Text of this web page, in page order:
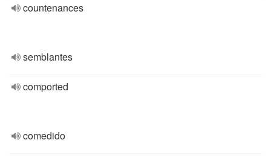
countenances
semblantes
comported
comedido